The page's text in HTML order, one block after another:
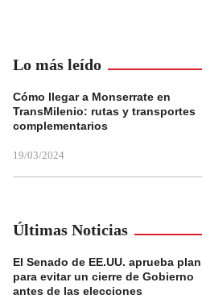
Lo más leído
Cómo llegar a Monserrate en
TransMilenio: rutas y transportes
complementarios
19/03/2024
Últimas Noticias
El Senado de EE.UU. aprueba plan
para evitar un cierre de Gobierno
antes de las elecciones